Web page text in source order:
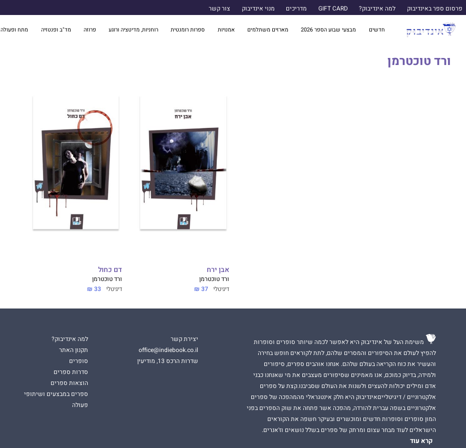
פרסום ספר באינדיבוק למה אינדיבוק? GIFT CARD מדריכים מנוי אינדיבוק צור קשר
חדשים מבצעי שבוע הספר 2026 מארזים משתלמים אמנויות ספרות רומנטית רוחניות, מדיטציה ורוגע פרוזה מד"ב ופנטזיה מתח ופעולה
ורד טוכטרמן
אבן ירח
ורד טוכטרמן
דיגיטלי 37 ₪
דם כחול
ורד טוכטרמן
דיגיטלי 33 ₪
משימת העל של אינדיבוק היא לאפשר לכמה שיותר סופרים וסופרות
להפיץ לעולם את הסיפורים והמסרים שלהם, לתת לקוראים חופש בחירה
והעשיר את כוח הקריאה בעולם שלהם. אנחנו אוהבים ספרים, סיפורים
ולמידה, בדיוק כמוכם, אנו מאמינים שסיפורים מעצבים את מי שאנחנו כבני
אדם ומילים יכולות להעצים ולשנות את העולם שסביבנו.קצת על ספרים
אלקטרוניים / דיגיטלייםאינדיבוק היא חלק אינטגראלי מהמהפכה של ספרים
אלקטרוניים בשפה עברית להורדה, מהפכה אשר פתחה את שוק הספרים בפני
המון סופרים וסופרות חדשים ומוכשרים ובעיקר חשפה את הקוראים
הישראלים לעוד מבחר עצום ומרתק של ספרים בשלל נושאים וז'אנרים.
קרא עוד
יצירת קשר
office@indiebook.co.il
שדרות הרכס 13, מודיעין
למה אינדיבוק?
תקנון האתר
סופרים
סדרות ספרים
הוצאות ספרים
ספרים במבצעים ושיתופי
פעולה